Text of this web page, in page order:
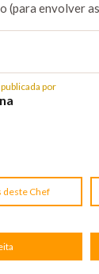
(para envolver
por
deste Chef